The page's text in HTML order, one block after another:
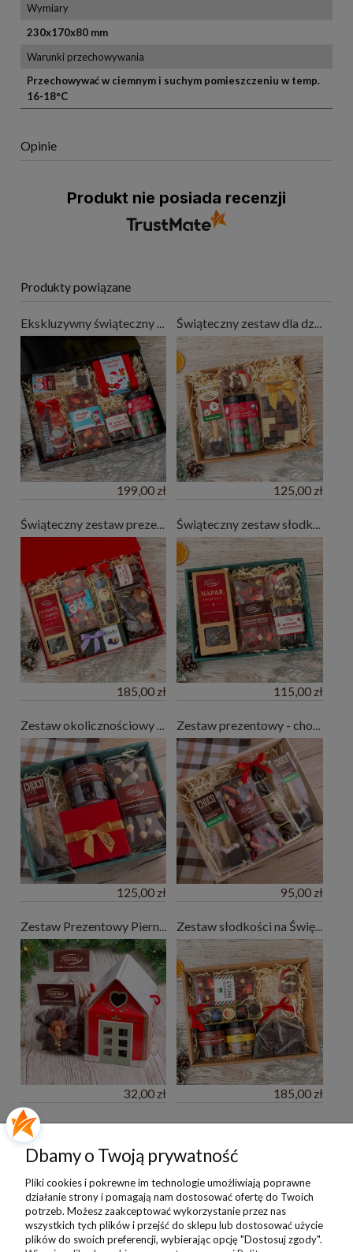
Wymiary
230x170x80 mm
Warunki przechowywania
Przechowywać w ciemnym i suchym pomieszczeniu w temp.
16-18°C
Opinie
Produkt nie posiada recenzji
Produkty powiązane
Ekskluzywny świąteczny zestaw słodkości
199,00 zł
Świąteczny zestaw dla dziecka - prezent na święta
125,00 zł
Świąteczny zestaw prezentowy z herbatą
185,00 zł
Świąteczny zestaw słodkości z naparem owocowym
115,00 zł
Zestaw okolicznościowy z małą bombonierką
125,00 zł
Zestaw prezentowy - choco sticki, czekolada, pralinki
95,00 zł
Zestaw Prezentowy Pierniki Świąteczne w Domku 300g
32,00 zł
Zestaw słodkości na Święta
185,00 zł
Moje konto
Płatności i dostawa
Dbamy o Twoją prywatność
Pliki cookies i pokrewne im technologie umożliwiają poprawne
działanie strony i pomagają nam dostosować ofertę do Twoich
potrzeb. Możesz zaakceptować wykorzystanie przez nas
wszystkich tych plików i przejść do sklepu lub dostosować użycie
plików do swoich preferencji, wybierając opcję "Dostosuj zgody".